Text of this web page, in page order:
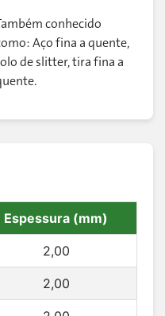
conhecido
Aço fina a quente,
de slitter, tira fina a
Espessura (mm)
2,00
2,00